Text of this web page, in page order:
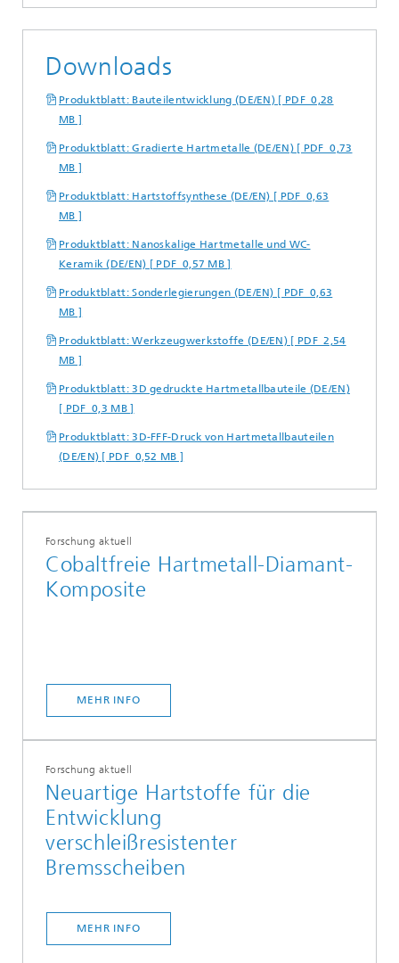
Downloads
Produktblatt: Bauteilentwicklung (DE/EN) [ PDF 0,28
MB ]
Produktblatt: Gradierte Hartmetalle (DE/EN) [ PDF 0,73
MB ]
Produktblatt: Hartstoffsynthese (DE/EN) [ PDF 0,63
MB ]
Produktblatt: Nanoskalige Hartmetalle und WC-
Keramik (DE/EN) [ PDF 0,57 MB ]
Produktblatt: Sonderlegierungen (DE/EN) [ PDF 0,63
MB ]
Produktblatt: Werkzeugwerkstoffe (DE/EN) [ PDF 2,54
MB ]
Produktblatt: 3D gedruckte Hartmetallbauteile (DE/EN)
[ PDF 0,3 MB ]
Produktblatt: 3D-FFF-Druck von Hartmetallbauteilen
(DE/EN) [ PDF 0,52 MB ]
Forschung aktuell
Cobaltfreie Hartmetall-Diamant-
Komposite
MEHR INFO
Forschung aktuell
Neuartige Hartstoffe für die
Entwicklung
verschleißresistenter
Bremsscheiben
MEHR INFO